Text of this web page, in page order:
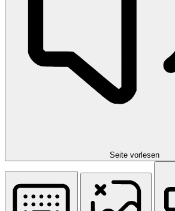
Seite vorlesen